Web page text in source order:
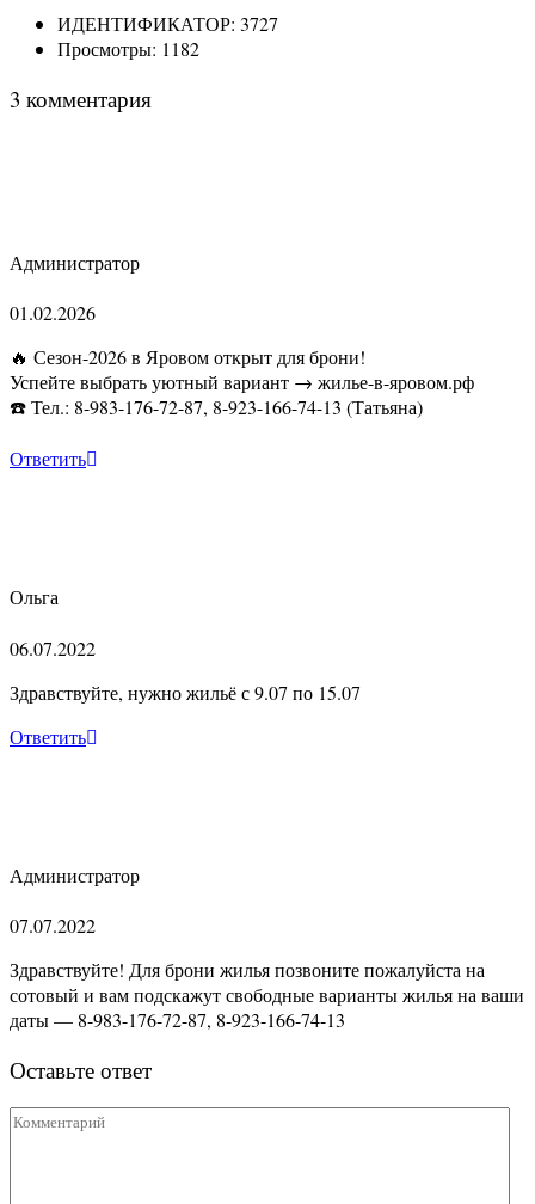
ИДЕНТИФИКАТОР: 3727
Просмотры: 1182
3 комментария
Администратор
01.02.2026
🔥 Сезон-2026 в Яровом открыт для брони!
Успейте выбрать уютный вариант → жилье-в-яровом.рф
☎️ Тел.: 8-983-176-72-87, 8-923-166-74-13 (Татьяна)
Ответить
Ольга
06.07.2022
Здравствуйте, нужно жильё с 9.07 по 15.07
Ответить
Администратор
07.07.2022
Здравствуйте! Для брони жилья позвоните пожалуйста на
сотовый и вам подскажут свободные варианты жилья на ваши
даты — 8-983-176-72-87, 8-923-166-74-13
Оставьте ответ